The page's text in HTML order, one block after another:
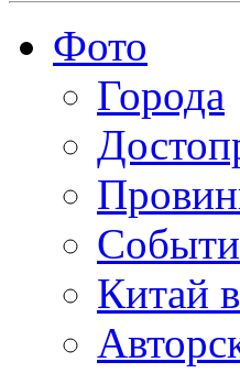
Фото
Города
Китай